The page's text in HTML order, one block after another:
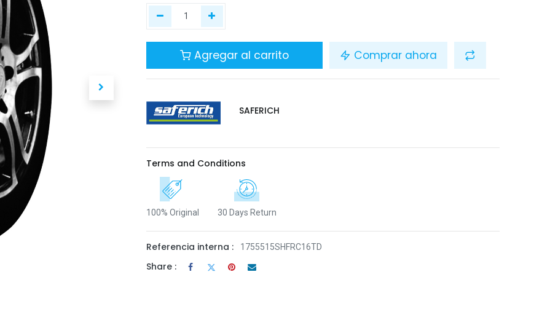
Agregar al carrito Comprar ahora
SAFERICH
Terms and Conditions
100% Original 30 Days Return
Referencia interna : 1755515SHFRC16TD
Share :